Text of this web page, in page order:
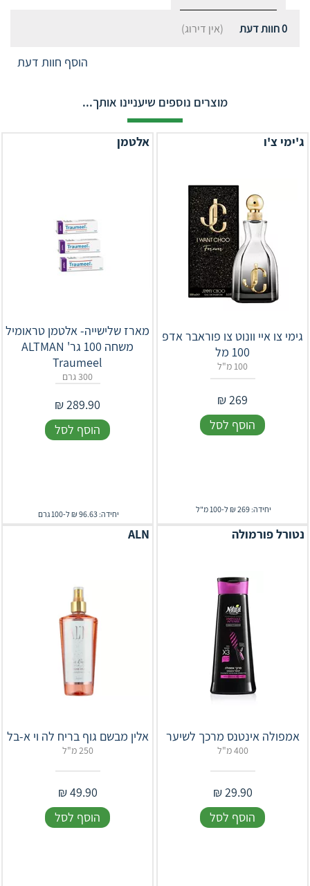
0חוות דעת (אין דירוג)
הוסף חוות דעת
מוצרים נוספים שיעניינו אותך...
ג'ימי צ'ו
גימי צו איי וונוט צו פוראבר אדפ
100 מל
100 מ"ל
269
₪
הוסף לסל
יחידה: 269 ₪ ל-100 מ"ל
אלטמן
מארז שלישייה- אלטמן טראומיל
משחה 100 גר' ALTMAN
Traumeel
300 גרם
289.90
₪
הוסף לסל
יחידה: 96.63 ₪ ל-100 גרם
נטורל פורמולה
אמפולה אינטנס מרכך לשיער
400 מ"ל
29.90
₪
הוסף לסל
ALN
אלין מבשם גוף בריח לה וי א-בל
250 מ"ל
49.90
₪
הוסף לסל